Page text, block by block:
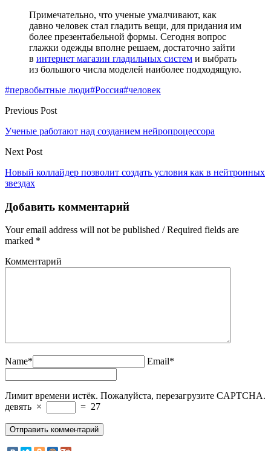
Примечательно, что ученые умалчивают, как
давно человек стал гладить вещи, для придания им
более презентабельной формы. Сегодня вопрос
глажки одежды вполне решаем, достаточно зайти
в интернет магазин гладильных систем и выбрать
из большого числа моделей наиболее подходящую.
#первобытные люди#Россия#человек
Previous Post
Ученые работают над созданием нейропроцессора
Next Post
Новый коллайдер позволит создать условия как в нейтронных
звездах
Добавить комментарий
Your email address will not be published / Required fields are
marked *
Комментарий
Name* Email*
Лимит времени истёк. Пожалуйста, перезагрузите CAPTCHA.
девять × = 27